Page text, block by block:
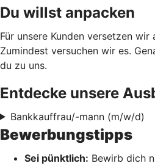
Du willst anpacken
Für unsere Kunden versetzen wir
Zumindest versuchen wir es.
du zu uns.
Entdecke unsere
Bankkauffrau/-mann (m/w/d)
Bewerbungstipps
Sei pünktlich: Bewirb dich